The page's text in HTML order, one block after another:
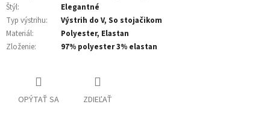
Štýl:
Elegantné
Typ výstrihu:
Výstrih do V, So stojačikom
Materiál:
Polyester, Elastan
Zloženie: 97% polyester 3% elastan
OPÝTAŤ SA ZDIEĽAŤ